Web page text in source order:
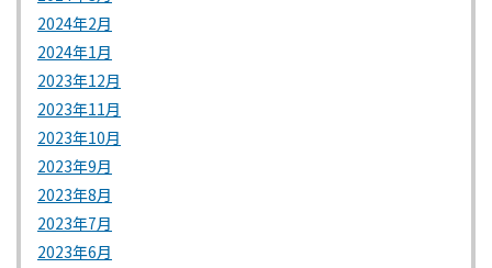
2024年2月
2024年1月
2023年12月
2023年11月
2023年10月
2023年9月
2023年8月
2023年7月
2023年6月